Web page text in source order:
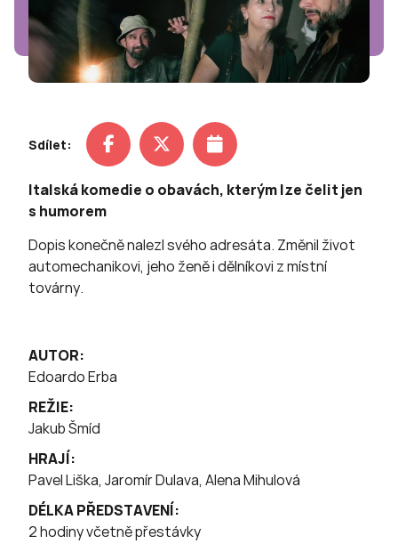
Sdílet:
Italská komedie o obavách, kterým lze čelit jen
s humorem
Dopis konečně nalezl svého adresáta. Změnil život
automechanikovi, jeho ženě i dělníkovi z místní
továrny.
AUTOR:
Edoardo Erba
REŽIE:
Jakub Šmíd
HRAJÍ:
Pavel Liška, Jaromír Dulava, Alena Mihulová
DÉLKA PŘEDSTAVENÍ:
2 hodiny včetně přestávky